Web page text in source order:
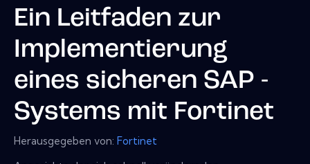
Ein Leitfaden zur
Implementierung
eines sicheren SAP -
Systems mit Fortinet
Herausgegeben von: Fortinet